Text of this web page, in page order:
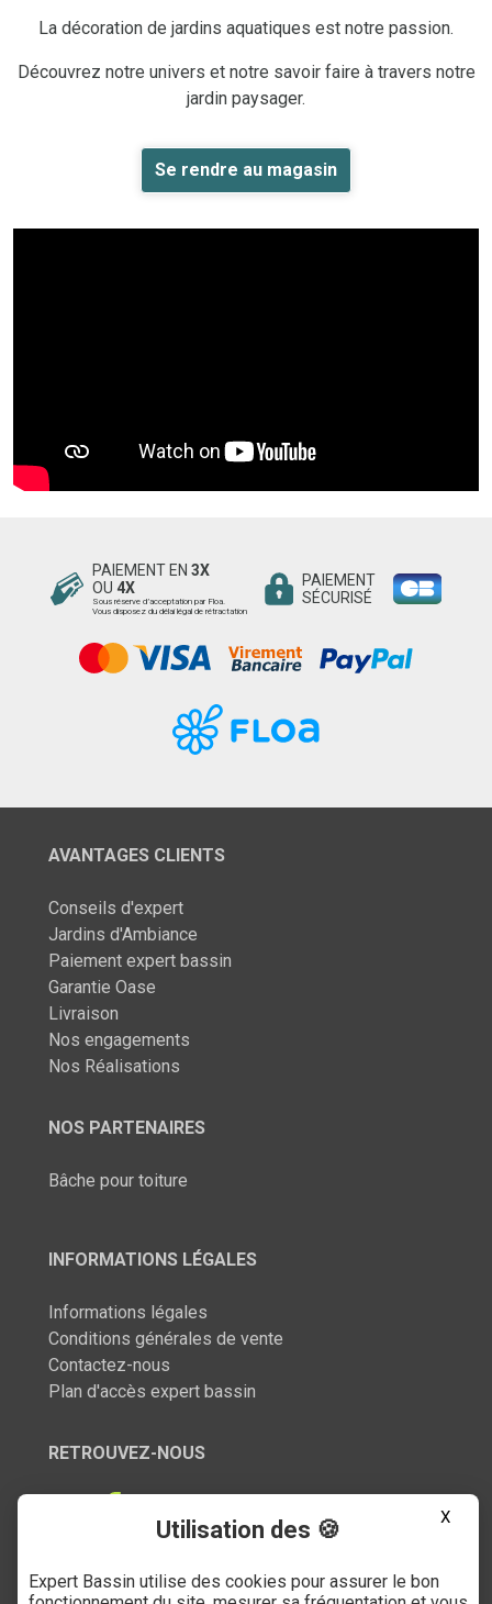
La décoration de jardins aquatiques est notre passion.
Découvrez notre univers et notre savoir faire à travers notre
jardin paysager.
Se rendre au magasin
PAIEMENT EN 3X
OU 4X
Sous réserve d’acceptation par Floa.
Vous disposez du délai légal de rétractation
PAIEMENT
SÉCURISÉ
AVANTAGES CLIENTS
Conseils d'expert
Jardins d'Ambiance
Paiement expert bassin
Garantie Oase
Livraison
Nos engagements
Nos Réalisations
NOS PARTENAIRES
Bâche pour toiture
INFORMATIONS LÉGALES
Informations légales
Conditions générales de vente
Contactez-nous
Plan d'accès expert bassin
RETROUVEZ-NOUS
SERVICE CLIENT
X
Utilisation des 🍪
Expert Bassin utilise des cookies pour assurer le bon